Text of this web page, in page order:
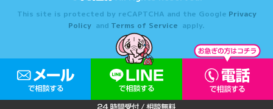
This site is protected by reCAPTCHA and the Google Privacy
Policy and Terms of Service apply.